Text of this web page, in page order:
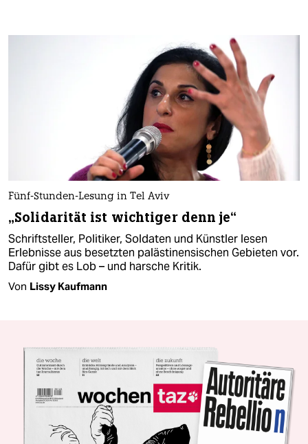
Fünf-Stunden-Lesung in Tel Aviv
„Solidarität ist wichtiger denn je“
Schriftsteller, Politiker, Soldaten und Künstler lesen
Erlebnisse aus besetzten palästinensischen Gebieten vor.
Dafür gibt es Lob – und harsche Kritik.
Von Lissy Kaufmann